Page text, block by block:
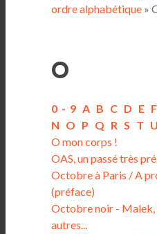
ordre alphabétique »
O
0-9 A B C D E F
N O P Q R S T U
O mon corps !
OAS, un passé très
Octobre à Paris / A
(préface)
Octobre noir - Malek,
autres...